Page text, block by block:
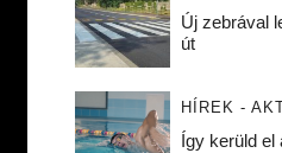
Új zebrával
út
HÍREK -
Így kerüld